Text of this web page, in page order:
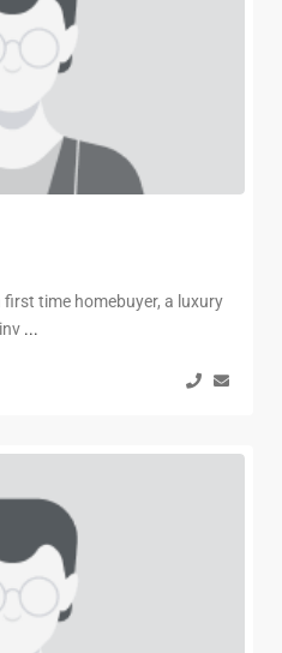
time homebuyer, a luxury
...